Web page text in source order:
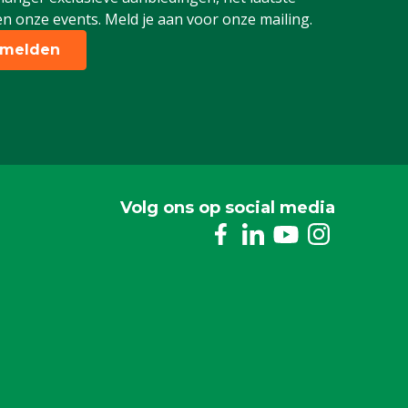
onze events. Meld je aan voor onze mailing.
Volg ons op social media